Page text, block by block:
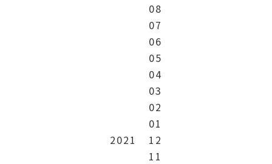
08
07
06
05
04
03
02
01
2021
12
11